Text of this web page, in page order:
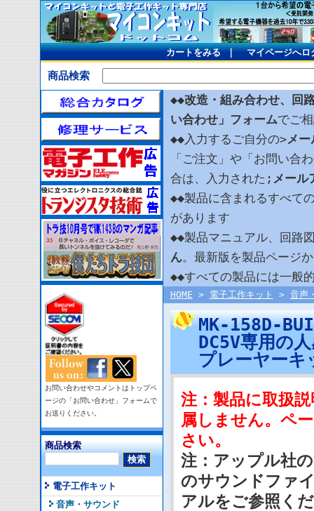
カートをみる｜ マイページへロ
商品検索
お問い合わせやコメントはトップペ
ージの「お問い合わせ」フォームで
お送りください。
商品検索
電子工作キット
音声・サウンド
◆◆改造・組み合わせ、回
い合わせ」フォームでご
◆◆入力するご自分の>メー
「ご注文」や「お問い合
合は、入力された; メール
◆◆製品に含まれるすべて
があります
◆◆製品マニュアル、回路
ん。最新版を製品ページ
◆◆すべての製品には一般
HOME > 電子工作キット > 音声
MK-158D-
DC5V専用の
プレーヤー
注：製品に取扱
属しません。ペ
さい。
注：アップル社
のサウンドファ
アルをご参照く